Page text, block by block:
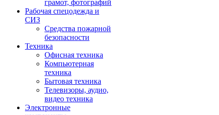
грамот, фотографий
Рабочая спецодежда и
СИЗ
Средства пожарной
безопасности
Техника
Офисная техника
Компьютерная
техника
Бытовая техника
Телевизоры, аудио,
видео техника
Электронные